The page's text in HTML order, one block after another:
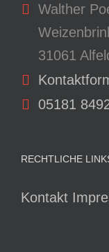
Walther
31061
05181
RECHTLICHE
Kontakt